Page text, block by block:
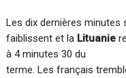
Les dix dernières minutes
faiblissent et la Lituanie
à 4 minutes 30 du
terme. Les français